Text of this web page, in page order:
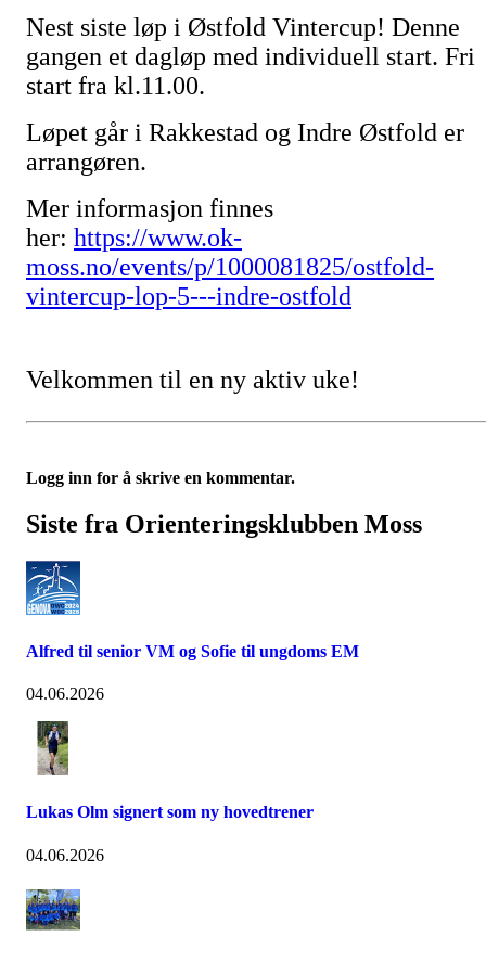
Nest siste løp i Østfold Vintercup! Denne
gangen et dagløp med individuell start. Fri
start fra kl.11.00.
Løpet går i Rakkestad og Indre Østfold er
arrangøren.
Mer informasjon finnes
her: https://www.ok-
moss.no/events/p/1000081825/ostfold-
vintercup-lop-5---indre-ostfold
Velkommen til en ny aktiv uke!
Logg inn for å skrive en kommentar.
Siste fra Orienteringsklubben Moss
Alfred til senior VM og Sofie til ungdoms EM
04.06.2026
Lukas Olm signert som ny hovedtrener
04.06.2026